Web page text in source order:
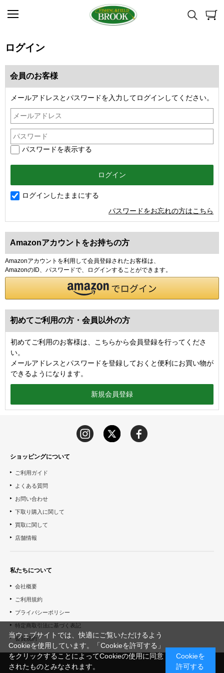
ログイン
会員のお客様
メールアドレスとパスワードを入力してログインしてください。
パスワードを表示する
ログインしたままにする
パスワードをお忘れの方はこちら
Amazonアカウントをお持ちの方
Amazonアカウントを利用して会員登録されたお客様は、
AmazonのID、パスワードで、ログインすることができます。
初めてご利用の方・会員以外の方
初めてご利用のお客様は、こちらから会員登録を行ってくださ
い。
メールアドレスとパスワードを登録しておくと便利にお買い物が
できるようになります。
ショッピングについて
ご利用ガイド
よくある質問
お問い合わせ
下取り購入に関して
買取に関して
店舗情報
私たちについて
会社概要
ご利用規約
プライバシーポリシー
特定商取引法に基づく表記
会員規約
当ウェブサイトでは、快適にご覧いただけるよう
Cookieを使用しています。「Cookieを許可する」
をクリックすることによってCookieの使用に同意
されたものとみなされます。
Cookieを
許可する